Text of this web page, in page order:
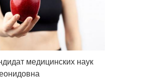
медицинских наук